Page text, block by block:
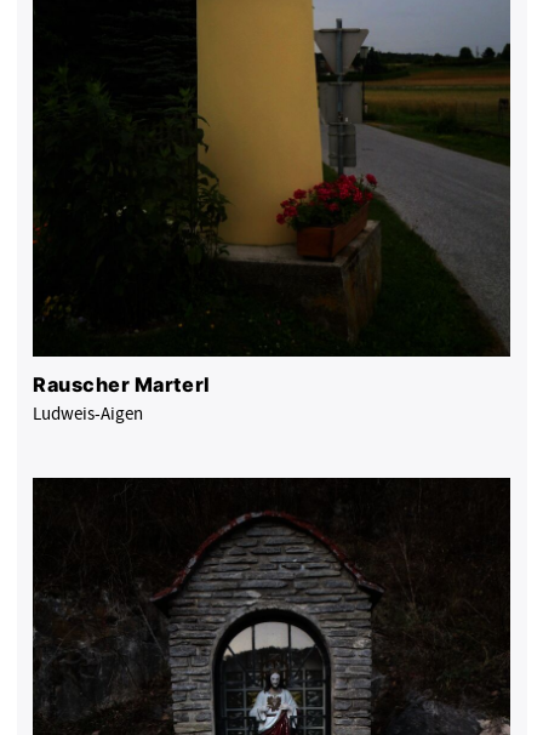
Rauscher Marterl
Ludweis-Aigen